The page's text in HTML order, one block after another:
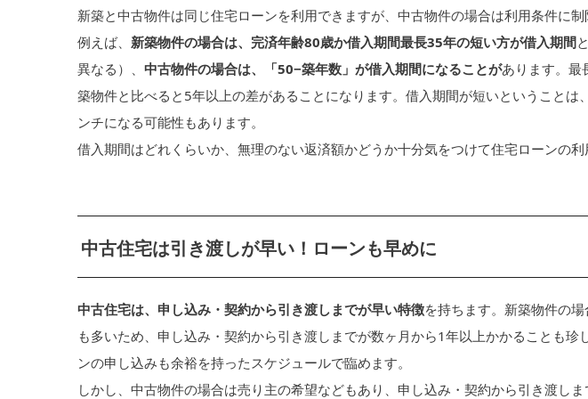
新築と中古物件は同じ住宅ローンを利用できますが、中古物件の場合は利用条件に制
例えば、 新築物件の場合は、完済年齢80歳か借入期間最長35年の短い方が借入期間
異なる）、 中古物件の場合は、「50−築年数」が借入期間になることがあります。最
築物件と比べると5年以上の差があることになります。借入期間が短いということは
ンチになる可能性もあります。
借入期間はどれくらいか、無理のない返済額かどうか十分気をつけて住宅ローンの利
中古住宅は引き渡しが早い！ローンも早めに
中古住宅は、申し込み・契約から引き渡しまでが早い特徴を持ちます。新築物件の
も多いため、申し込み・契約から引き渡しまでが数ヶ月から1年以上かかることも珍
ンの申し込みも余裕を持ったスケジュールで臨めます。
しかし、中古物件の場合は売り主の希望などもあり、申し込み・契約から引き渡し